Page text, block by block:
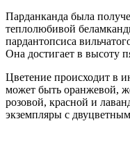
Парданканда была
теплолюбивой
пардантопсиса
Она достигает в высоту
Цветение происходит в
может быть оранжевой,
розовой, красной и
экземпляры с